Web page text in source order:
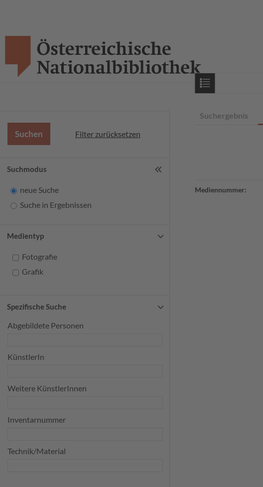
Startseite
Filter zurücksetzen
Suchmodus
neue Suche
Suche in Ergebnissen
Medientyp
Fotografie
Grafik
Spezifische Suche
Abgebildete Personen
KünstlerIn
Weitere KünstlerInnen
Inventarnummer
Technik/Material
Suchergebnis
Mediennummer: